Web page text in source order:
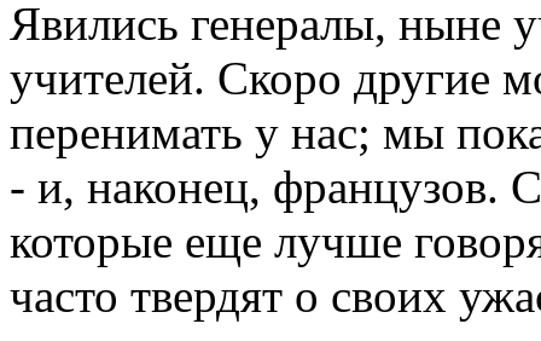
Явились генералы, ныне
учителей. Скоро другие
перенимать у нас; мы
- и, наконец, французов.
которые еще лучше
часто твердят о своих